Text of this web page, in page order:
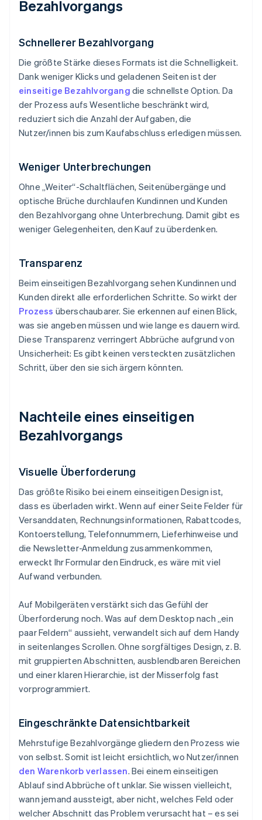
Bezahlvorgangs
Schnellerer Bezahlvorgang
Die größte Stärke dieses Formats ist die Schnelligkeit.
Dank weniger Klicks und geladenen Seiten ist der
einseitige Bezahlvorgang die schnellste Option. Da
der Prozess aufs Wesentliche beschränkt wird,
reduziert sich die Anzahl der Aufgaben, die
Nutzer/innen bis zum Kaufabschluss erledigen müssen.
Weniger Unterbrechungen
Ohne „Weiter“-Schaltflächen, Seitenübergänge und
optische Brüche durchlaufen Kundinnen und Kunden
den Bezahlvorgang ohne Unterbrechung. Damit gibt es
weniger Gelegenheiten, den Kauf zu überdenken.
Transparenz
Beim einseitigen Bezahlvorgang sehen Kundinnen und
Kunden direkt alle erforderlichen Schritte. So wirkt der
Prozess überschaubarer. Sie erkennen auf einen Blick,
was sie angeben müssen und wie lange es dauern wird.
Diese Transparenz verringert Abbrüche aufgrund von
Unsicherheit: Es gibt keinen versteckten zusätzlichen
Schritt, über den sie sich ärgern könnten.
Nachteile eines einseitigen
Bezahlvorgangs
Visuelle Überforderung
Das größte Risiko bei einem einseitigen Design ist,
dass es überladen wirkt. Wenn auf einer Seite Felder für
Versanddaten, Rechnungsinformationen, Rabattcodes,
Kontoerstellung, Telefonnummern, Lieferhinweise und
die Newsletter-Anmeldung zusammenkommen,
erweckt Ihr Formular den Eindruck, es wäre mit viel
Aufwand verbunden.
Auf Mobilgeräten verstärkt sich das Gefühl der
Überforderung noch. Was auf dem Desktop nach „ein
paar Feldern“ aussieht, verwandelt sich auf dem Handy
in seitenlanges Scrollen. Ohne sorgfältiges Design, z. B.
mit gruppierten Abschnitten, ausblendbaren Bereichen
und einer klaren Hierarchie, ist der Misserfolg fast
vorprogrammiert.
Eingeschränkte Datensichtbarkeit
Mehrstufige Bezahlvorgänge gliedern den Prozess wie
von selbst. Somit ist leicht ersichtlich, wo Nutzer/innen
den Warenkorb verlassen. Bei einem einseitigen
Ablauf sind Abbrüche oft unklar. Sie wissen vielleicht,
wann jemand aussteigt, aber nicht, welches Feld oder
welcher Abschnitt das Problem verursacht hat – es sei